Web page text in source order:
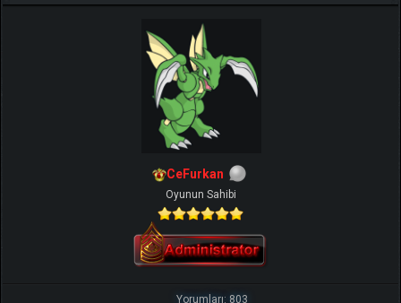
CeFurkan
Oyunun Sahibi
Yorumları: 803